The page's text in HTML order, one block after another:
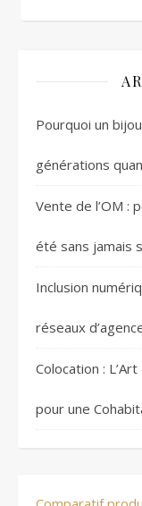
Pourquoi un
générations
Vente de l’OM :
été sans jamais
Inclusion
réseaux
Colocation :
pour une